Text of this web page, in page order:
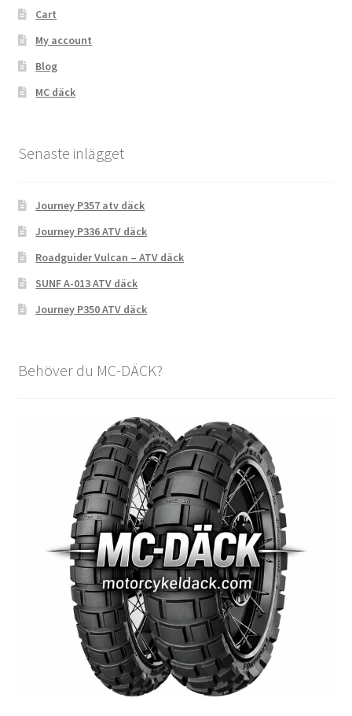
Cart
My account
Blog
MC däck
Senaste inlägget
Journey P357 atv däck
Journey P336 ATV däck
Roadguider Vulcan – ATV däck
SUNF A-013 ATV däck
Journey P350 ATV däck
Behöver du MC-DÄCK?